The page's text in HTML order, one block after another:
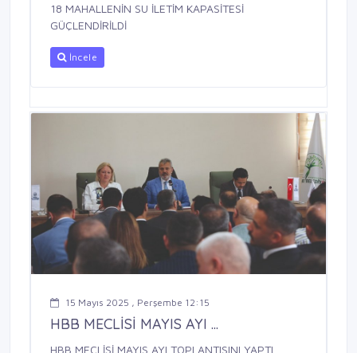
18 MAHALLENİN SU İLETİM KAPASİTESİ
GÜÇLENDİRİLDİ
İncele
15 Mayıs 2025 , Perşembe 12:15
HBB MECLİSİ MAYIS AYI ...
HBB MECLİSİ MAYIS AYI TOPLANTISINI YAPTI